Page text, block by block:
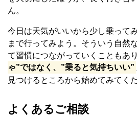
ん。
今日は天気がいいから少し乗って
まで行ってみよう。そういう自然
て習慣につながっていくこともあり
ゃ”ではなく、”乗ると気持ちいい”
見つけるところから始めてみてくだ
よくあるご相談